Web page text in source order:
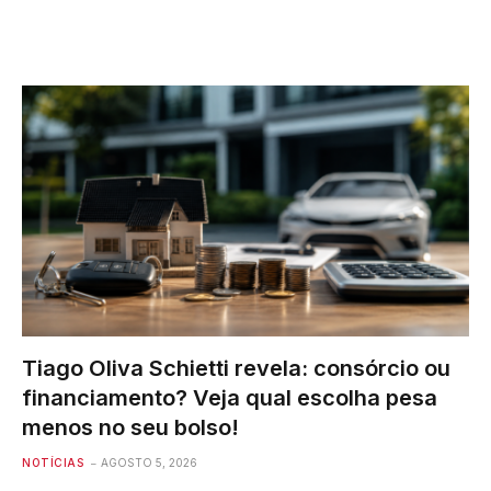
Tiago Oliva Schietti revela: consórcio ou
financiamento? Veja qual escolha pesa
menos no seu bolso!
NOTÍCIAS AGOSTO 5, 2026